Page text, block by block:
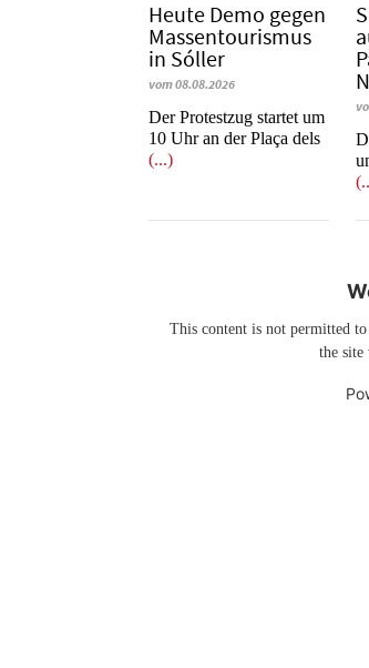
Heute Demo gegen
Massentourismus
in Sóller
vom 08.08.2026
Der Protestzug startet um
10 Uhr an der Plaça dels
(...)
This content is not permitted
the site